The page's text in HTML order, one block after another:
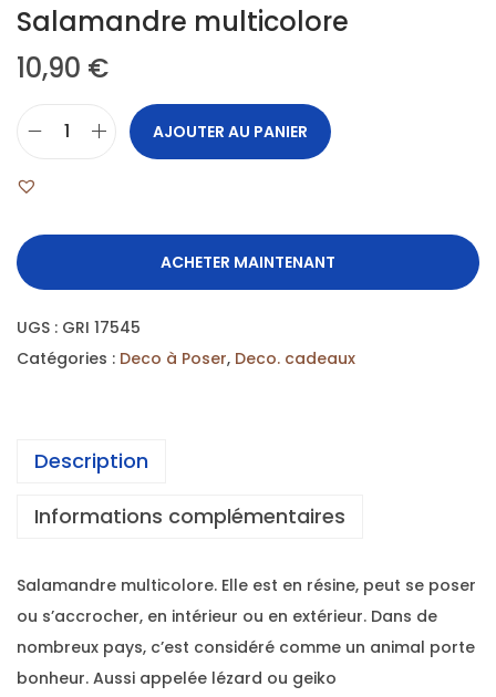
Salamandre multicolore
10,90 €
AJOUTER AU PANIER
ACHETER MAINTENANT
UGS : GRI 17545
Catégories : Deco à Poser, Deco. cadeaux
Description
Informations complémentaires
Salamandre multicolore. Elle est en résine, peut se poser
ou s’accrocher, en intérieur ou en extérieur. Dans de
nombreux pays, c’est considéré comme un animal porte
bonheur. Aussi appelée lézard ou geiko